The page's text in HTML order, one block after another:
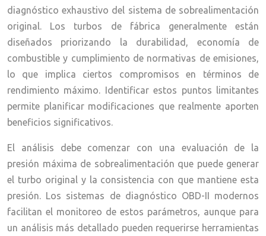
diagnóstico exhaustivo del sistema de sobrealimentación
original. Los turbos de fábrica generalmente están
diseñados priorizando la durabilidad, economía de
combustible y cumplimiento de normativas de emisiones,
lo que implica ciertos compromisos en términos de
rendimiento máximo. Identificar estos puntos limitantes
permite planificar modificaciones que realmente aporten
beneficios significativos.
El análisis debe comenzar con una evaluación de la
presión máxima de sobrealimentación que puede generar
el turbo original y la consistencia con que mantiene esta
presión. Los sistemas de diagnóstico OBD-II modernos
facilitan el monitoreo de estos parámetros, aunque para
un análisis más detallado pueden requerirse herramientas